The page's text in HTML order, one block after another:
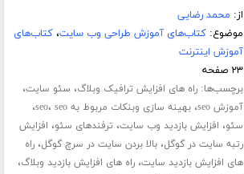
از: محمد رضایی
موضوع:کتاب‌های آموزش طراحی وب سایت،کتاب‌های
آموزش اینترنت
۲۳ صفحه
برچسب‌ها:راه های افزایش ترافیک وبلاگ، سئو سایت،
آموزش seo ،بهینه سازی وبنکات مربوط به seo ، seo ،
سئو، افزایش بازدید وب سایت، ترفندهای سئو، افزایش
رتبه سایت در گوگل،بالا بردن سایت در سرچ گوگل،راه
های افزایش بازدید سایت،راه های افزایش بازدید وبلاگ،